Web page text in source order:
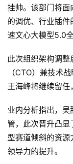
A
应
用
汇
A
I
知
识
挂帅。该部门将面
的调优、行业插
速文心大模型5.0
此次组织架构调
（CTO）兼技术
王海峰将继续留任
业内分析指出，
管，此次晋升凸
型赛道倾斜的资
领导力的提升。